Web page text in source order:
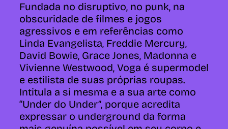
Fundada no disruptivo, no punk, na
obscuridade de filmes e jogos
agressivos e em referências como
Linda Evangelista, Freddie Mercury,
David Bowie, Grace Jones, Madonna e
Vivienne Westwood, Voga é supermodel
e estilista de suas próprias roupas.
Intitula a si mesma e a sua arte como
“Under do Under”, porque acredita
expressar o underground da forma